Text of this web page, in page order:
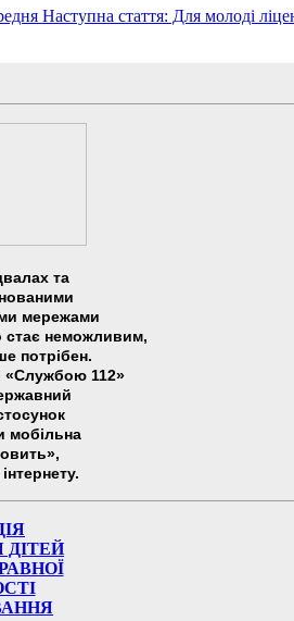
Наступна стаття: Для молоді
та
мережами
стає неможливим,
потрібен.
«Службою 112»
мобільна
ДІТЕЙ